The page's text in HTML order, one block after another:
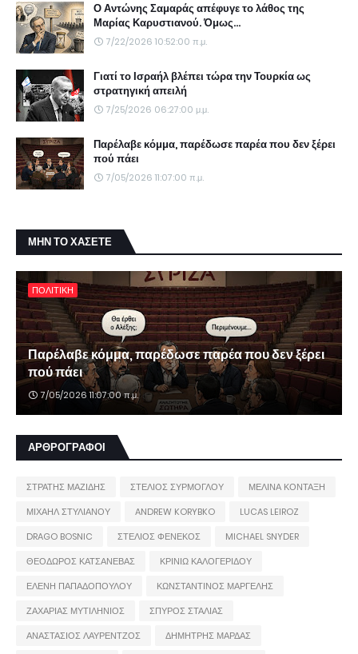
Ο Αντώνης Σαμαράς απέφυγε το λάθος της
Μαρίας Καρυστιανού. Όμως...
7/22/2026 10:52:00 π.μ.
Γιατί το Ισραήλ βλέπει τώρα την Τουρκία ως
στρατηγική απειλή
7/25/2026 06:27:00 μ.μ.
Παρέλαβε κόμμα, παρέδωσε παρέα που δεν ξέρει
πού πάει
7/05/2026 11:07:00 π.μ.
ΜΗΝ ΤΟ ΧΑΣΕΤΕ
ΠΟΛΙΤΙΚΗ
Παρέλαβε κόμμα, παρέδωσε παρέα που δεν ξέρει
πού πάει
7/05/2026 11:07:00 π.μ.
ΑΡΘΡΟΓΡΑΦΟΙ
ΣΤΡΑΤΗΣ ΜΑΖΙΔΗΣ ΣΤΕΛΙΟΣ ΣΥΡΜΟΓΛΟΥ
ΜΕΛΙΝΑ ΚΟΝΤΑΞΗ
ΜΙΧΑΗΛ ΣΤΥΛΙΑΝΟΥ
ANDREW KORYBKO
LUCAS LEIROZ
DRAGO BOSNIC
ΣΤΕΛΙΟΣ ΦΕΝΕΚΟΣ
MICHAEL SNYDER
ΘΕΟΔΩΡΟΣ ΚΑΤΣΑΝΕΒΑΣ
ΚΡΙΝΙΩ ΚΑΛΟΓΕΡΙΔΟΥ
ΕΛΕΝΗ ΠΑΠΑΔΟΠΟΥΛΟΥ
ΚΩΝΣΤΑΝΤΙΝΟΣ ΜΑΡΓΕΛΗΣ
ΖΑΧΑΡΙΑΣ ΜΥΤΙΛΗΝΙΟΣ
ΣΠΥΡΟΣ ΣΤΑΛΙΑΣ
ΑΝΑΣΤΑΣΙΟΣ ΛΑΥΡΕΝΤΖΟΣ
ΔΗΜΗΤΡΗΣ ΜΑΡΔΑΣ